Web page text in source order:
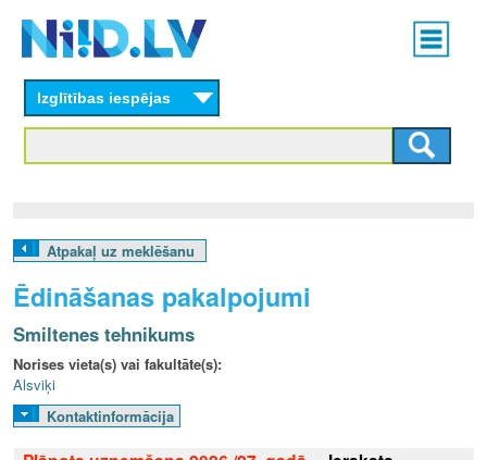
content
Main
menu
L
V
Izglītības iespējas
Atpakaļ uz meklēšanu
Ēdināšanas pakalpojumi
Smiltenes tehnikums
Norises vieta(s) vai fakultāte(s):
Alsviķi
Kontaktinformācija